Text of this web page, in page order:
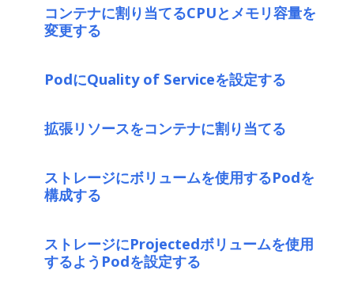
コンテナに割り当てるCPUとメモリ容量を
変更する
PodにQuality of Serviceを設定する
拡張リソースをコンテナに割り当てる
ストレージにボリュームを使用するPodを
構成する
ストレージにProjectedボリュームを使用
するようPodを設定する